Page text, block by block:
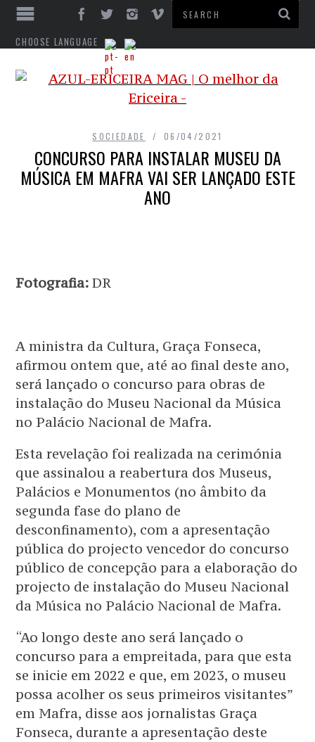
CHOOSE LANGUAGE
SOCIEDADE 06/04/2021
CONCURSO PARA INSTALAR MUSEU DA
MÚSICA EM MAFRA VAI SER LANÇADO ESTE
ANO
Fotografia: DR
A ministra da Cultura, Graça Fonseca,
afirmou ontem que, até ao final deste ano,
será lançado o concurso para obras de
instalação do Museu Nacional da Música
no Palácio Nacional de Mafra.
Esta revelação foi realizada na cerimónia
que assinalou a reabertura dos Museus,
Palácios e Monumentos (no âmbito da
segunda fase do plano de
desconfinamento), com a apresentação
pública do projecto vencedor do concurso
público de concepção para a elaboração do
projecto de instalação do Museu Nacional
da Música no Palácio Nacional de Mafra.
“Ao longo deste ano será lançado o
concurso para a empreitada, para que esta
se inicie em 2022 e que, em 2023, o museu
possa acolher os seus primeiros visitantes”
em Mafra, disse aos jornalistas Graça
Fonseca, durante a apresentação deste